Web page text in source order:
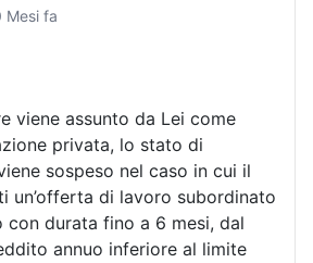
Mesi fa
viene assunto da Lei come
privata, lo stato di
sospeso nel caso in cui il
un’offerta di lavoro subordinato
durata fino a 6 mesi, dal
annuo inferiore al limite